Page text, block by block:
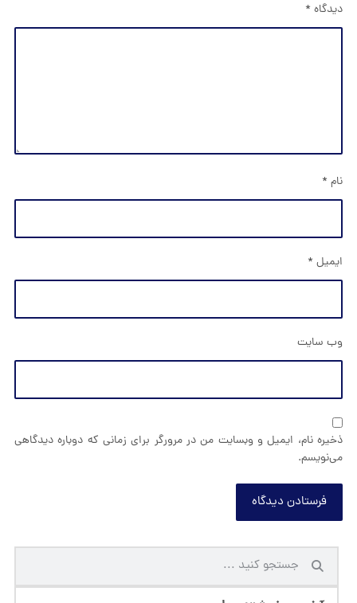
دیدگاه *
نام *
ایمیل *
وب‌ سایت
ذخیره نام، ایمیل و وبسایت من در مرورگر برای زمانی که دوباره دیدگاهی
می‌نویسم.
فرستادن دیدگاه